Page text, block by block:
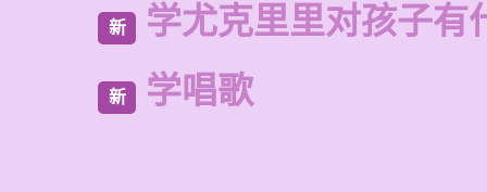
新 学尤克里里对孩子有
新 学唱歌